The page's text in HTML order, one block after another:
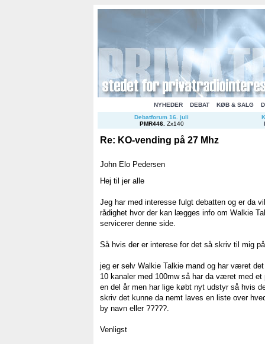
NYHEDER DEBAT KØB & SALG
Debatforum 16. juli
PMR446. Zx140
Re: KO-vending på 27 Mhz
John Elo Pedersen
Hej til jer alle
Jeg har med interesse fulgt debatten og er da
rådighet hvor der kan lægges info om Walkie
servicerer denne side.
Så hvis der er interese for det så skriv til mig
jeg er selv Walkie Talkie mand og har været
10 kanaler med 100mw så har da været med
en del år men har lige købt nyt udstyr så hvis
skriv det kunne da nemt laves en liste over
by navn eller ?????.
Venligst